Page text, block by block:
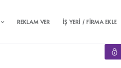
REKLAM VER İŞ YERİ / FİRMA EKLE